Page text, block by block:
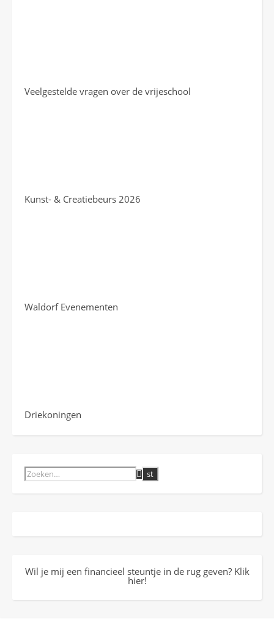
Veelgestelde vragen over de vrijeschool
Kunst- & Creatiebeurs 2026
Waldorf Evenementen
Driekoningen
Wil je mij een financieel steuntje in de rug geven? Klik
hier!